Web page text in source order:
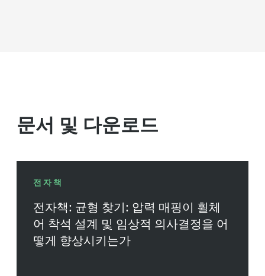
문서 및 다운로드
전자책
전자책: 균형 찾기: 압력 매핑이 휠체
어 착석 설계 및 임상적 의사결정을 어
떻게 향상시키는가